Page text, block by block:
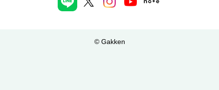
© Gakken